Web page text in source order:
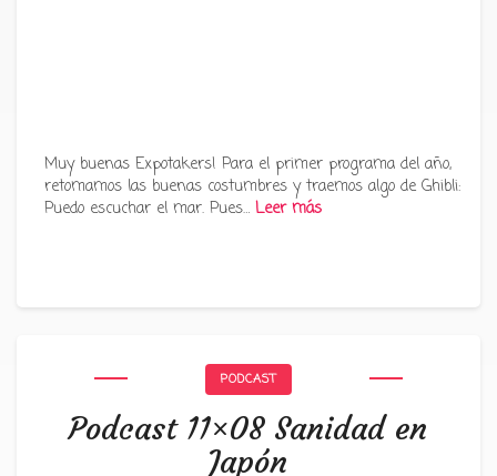
Muy buenas Expotakers! Para el primer programa del año,
retomamos las buenas costumbres y traemos algo de Ghibli:
Puedo escuchar el mar. Pues… Leer más
PODCAST
Podcast 11×08 Sanidad en
Japón